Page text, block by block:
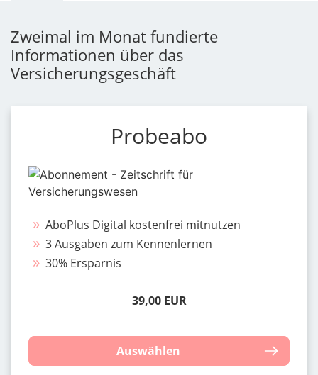
Zweimal im Monat fundierte
Informationen über das
Versicherungsgeschäft
Probeabo
AboPlus Digital kostenfrei mitnutzen
3 Ausgaben zum Kennenlernen
30% Ersparnis
39,00 EUR
Auswählen